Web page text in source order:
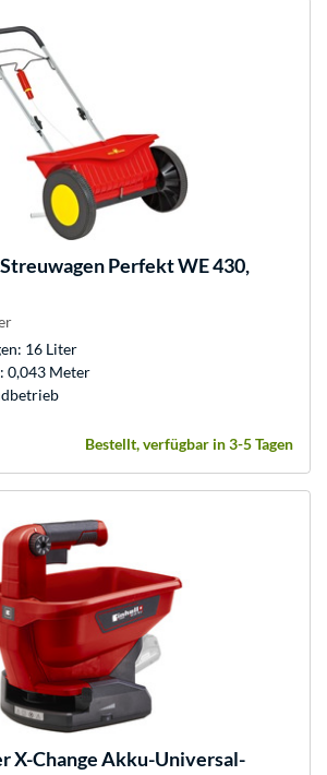
Streuwagen Perfekt WE 430,
16 Liter
0,043 Meter
Bestellt, verfügbar in 3-5 Tagen
X-Change Akku-Universal-